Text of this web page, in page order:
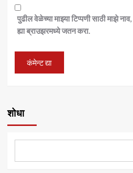
पुढील वेळेच्या माझ्या टिप्पणी साठी माझे
ह्या ब्राउझरमध्ये जतन करा.
शोधा